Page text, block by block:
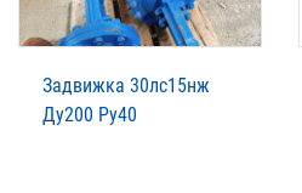
Задвижка 30лс15нж
Ду200 Ру40